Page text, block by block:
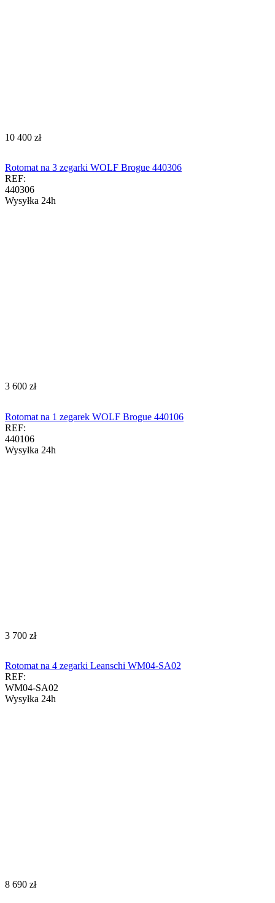
‍10 400‍ zł
Rotomat na 3 zegarki WOLF Brogue 440306
REF:
440306
Wysyłka 24h
‍3 600‍ zł
Rotomat na 1 zegarek WOLF Brogue 440106
REF:
440106
Wysyłka 24h
‍3 700‍ zł
Rotomat na 4 zegarki Leanschi WM04-SA02
REF:
WM04-SA02
Wysyłka 24h
‍8 690‍ zł